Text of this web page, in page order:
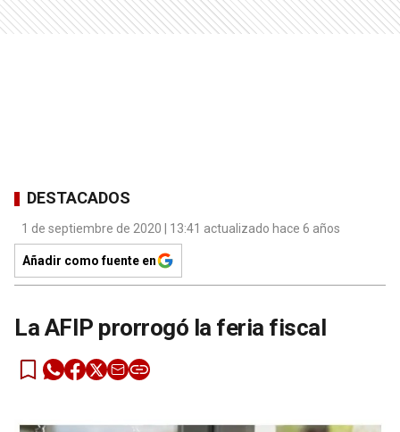
DESTACADOS
1 de septiembre de 2020 | 13:41 actualizado hace 6 años
Añadir como fuente en
La AFIP prorrogó la feria fiscal